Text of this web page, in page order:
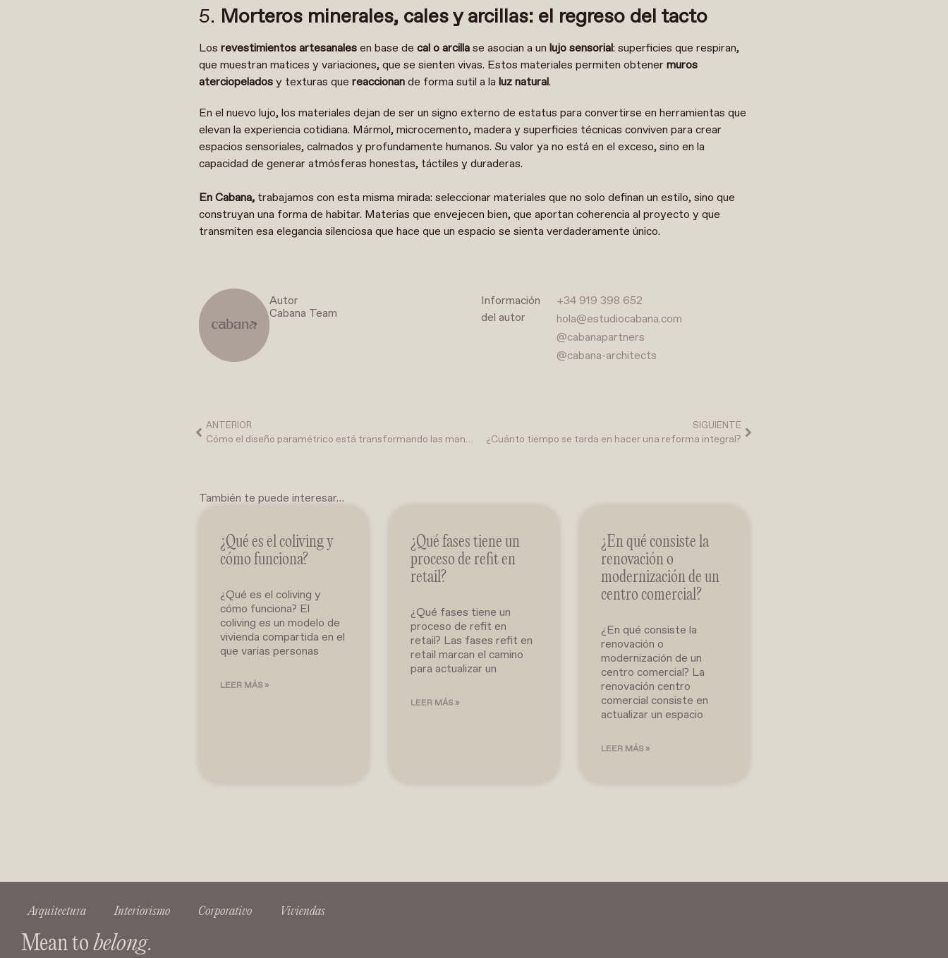
5. Morteros minerales, cales y arcillas: el regreso del tacto
Los revestimientos artesanalesen base de cal o arcillase asocian a un lujo sensorial: superficies que respiran,
que muestran matices y variaciones, que se sienten vivas. Estos materiales permiten obtenermuros
aterciopeladosy texturas que reaccionande forma sutil a la luz natural.
En el nuevo lujo, los materiales dejan de ser un signo externo de estatus para convertirse en herramientas que
elevan la experiencia cotidiana. Mármol, microcemento, madera y superficies técnicas conviven para crear
espacios sensoriales, calmados y profundamente humanos. Su valor ya no está en el exceso, sino en la
capacidad de generar atmósferas honestas, táctiles y duraderas.
En Cabana, trabajamos con esta misma mirada: seleccionar materiales que no solo definan un estilo, sino que
construyan una forma de habitar. Materias que envejecen bien, que aportan coherencia al proyecto y que
transmiten esa elegancia silenciosa que hace que un espacio se sienta verdaderamente único.
Autor
Cabana Team
Información
del autor
+34 919 398 652
hola@estudiocabana.com
@cabanapartners
@cabana-architects
ANTERIOR
Cómo el diseño paramétrico está transformando las mansiones del futuro
SIGUIENTE
¿Cuánto tiempo se tarda en hacer una reforma integral?
También te puede interesar…
¿Qué es el coliving y
cómo funciona?
¿Qué es el coliving y
cómo funciona? El
coliving es un modelo de
vivienda compartida en el
que varias personas
LEER MÁS »
¿Qué fases tiene un
proceso de refit en
retail?
¿Qué fases tiene un
proceso de refit en
retail? Las fases refit en
retail marcan el camino
para actualizar un
LEER MÁS »
¿En qué consiste la
renovación o
modernización de un
centro comercial?
¿En qué consiste la
renovación o
modernización de un
centro comercial? La
renovación centro
comercial consiste en
actualizar un espacio
LEER MÁS »
Arquitectura Interiorismo Corporativo Viviendas
Mean to belong.